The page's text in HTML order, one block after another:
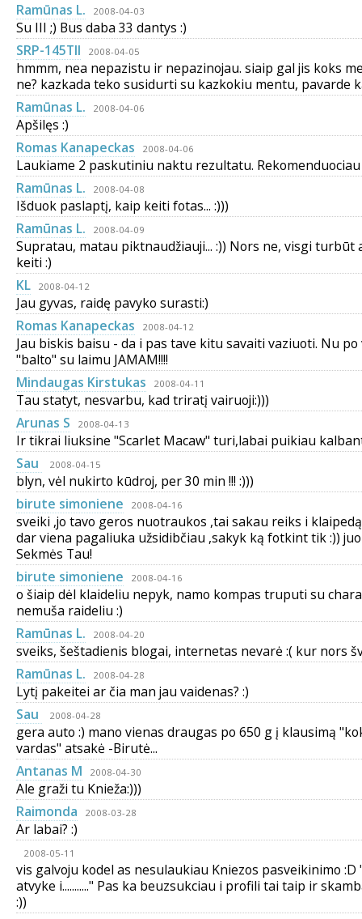
Ramūnas L.
2008-04-03
Su III ;) Bus daba 33 dantys :)
SRP-145TII
2008-04-05
hmmm, nea nepazistu ir nepazinojau. siaip gal jis koks
ne? kazkada teko susidurti su kazkokiu mentu, pavarde
Ramūnas L.
2008-04-06
Apšilęs :)
Romas Kanapeckas
2008-04-06
Laukiame 2 paskutiniu naktu rezultatu.
Ramūnas L.
2008-04-08
Išduok paslaptį, kaip keiti fotas... :)))
Ramūnas L.
2008-04-09
Supratau, matau piktnaudžiauji... :)) Nors ne, visgi turbūt
keiti :)
KL
2008-04-12
Jau gyvas, raidę pavyko surasti:)
Romas Kanapeckas
2008-04-12
Jau biskis baisu - da i pas tave kitu savaiti vaziuoti. Nu
"balto" su laimu JAMAM!!!!
Mindaugas Kirstukas
2008-04-11
Tau statyt, nesvarbu, kad triratį vairuoji:)))
Arunas S
2008-04-13
Ir tikrai liuksine "Scarlet Macaw" turi,labai puikiau
Sau
2008-04-15
blyn, vėl nukirto kūdroj, per 30 min !!! :)))
birute simoniene
2008-04-16
sveiki ,jo tavo geros nuotraukos ,tai sakau reiks i
dar viena pagaliuka užsidibčiau ,sakyk ką fotkint tik :))
Sekmės Tau!
birute simoniene
2008-04-16
o šiaip dėl klaideliu nepyk, namo kompas truputi su
nemuša raideliu :)
Ramūnas L.
2008-04-20
sveiks, šeštadienis blogai, internetas nevarė :( kur nors
Ramūnas L.
2008-04-28
Lytį pakeitei ar čia man jau vaidenas? :)
Sau
2008-04-28
gera auto :) mano vienas draugas po 650 g į klausimą
vardas" atsakė -Birutė...
Antanas M
2008-04-30
Ale graži tu Knieža:)))
Raimonda
2008-03-28
Ar labai? :)
2008-05-11
vis galvoju kodel as nesulaukiau Kniezos pasveikinimo :D
atvyke i..........." Pas ka beuzsukciau i profili tai taip ir
:))